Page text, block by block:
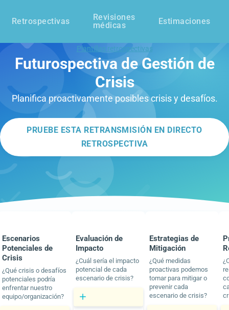
Retrospectivas
Revisiones
médicas
Estimaciones
Plantillas retrospectivas
Futurospectiva de Gestión de
Crisis
Planifica proactivamente posibles crisis y desafíos.
PRUEBE ESTA RETRANSMISIÓN EN DIRECTO
RETROSPECTIVA
Escenarios
Potenciales de
Crisis
¿Qué crisis o desafíos
potenciales podría
enfrentar nuestro
equipo/organización?
Evaluación de
Impacto
¿Cuál sería el impacto
potencial de cada
escenario de crisis?
Estrategias de
Mitigación
¿Qué medidas
proactivas podemos
tomar para mitigar o
prevenir cada
escenario de crisis?